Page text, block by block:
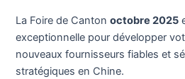
La Foire de Cantonoctobre 2025
exceptionnelle pour développer
nouveaux fournisseurs fiables et
stratégiques en Chine.